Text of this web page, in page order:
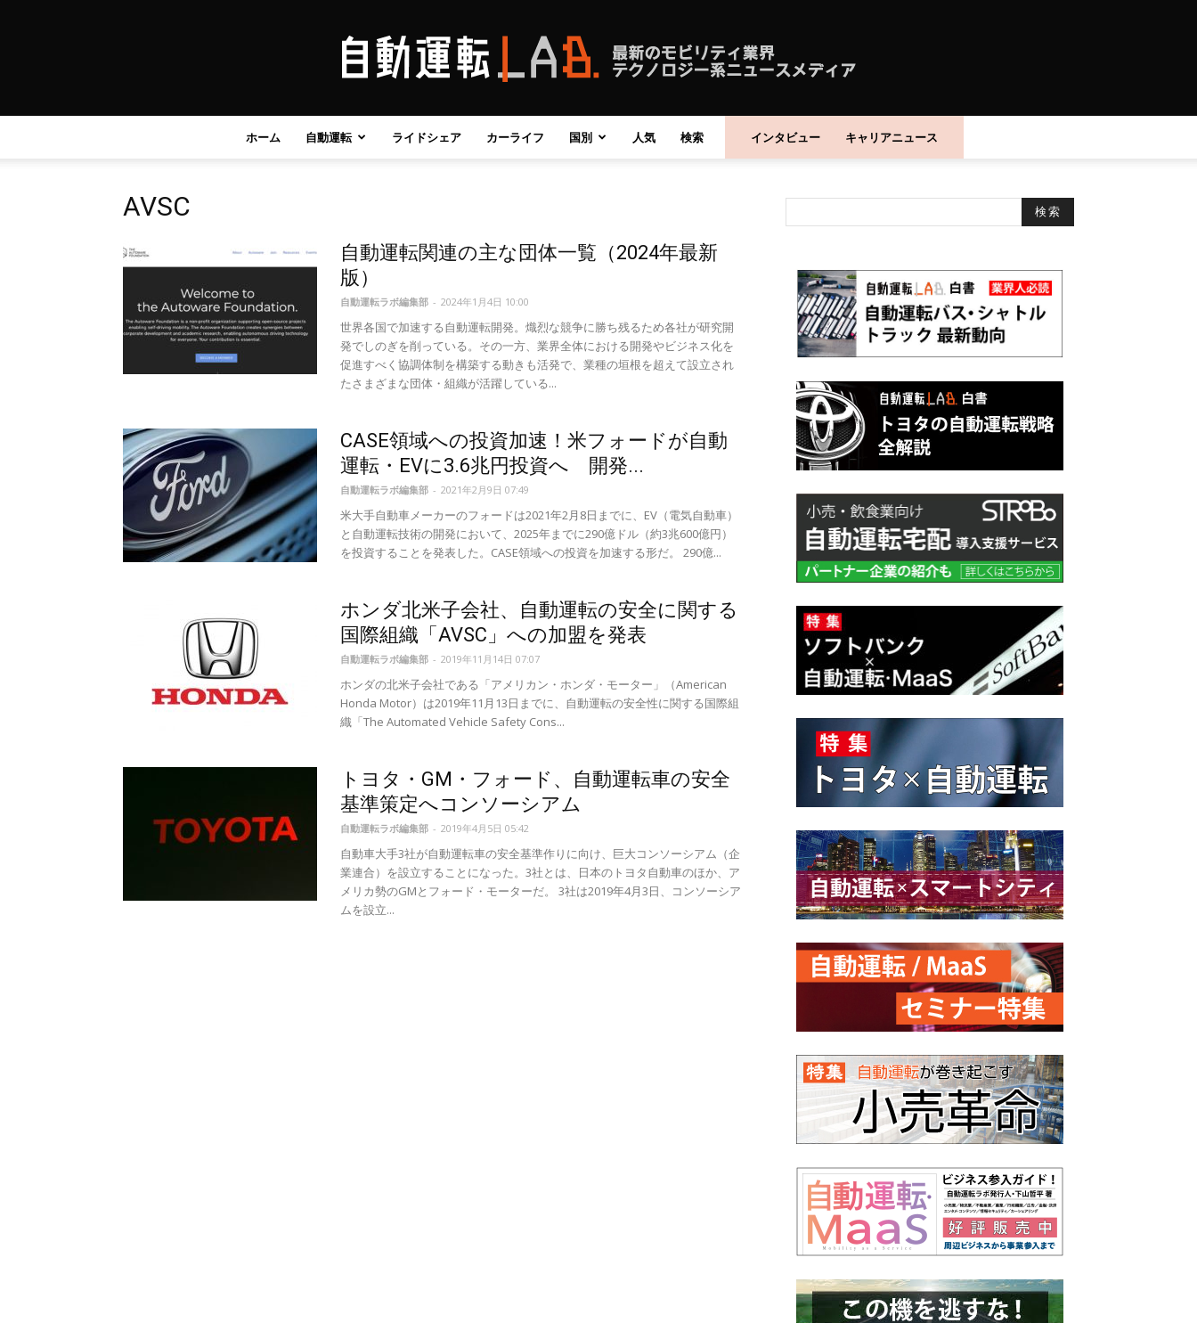
自
動
運
ラ
ホーム 自動運転 ライドシェア カーライフ 国別 人気 検索 インタビュー キャリアニュース
AVSC
自動運転関連の主な団体一覧（2024年最新
版）
自動運転ラボ編集部 - 2024年1月4日 10:00
世界各国で加速する自動運転開発。熾烈な競争に勝ち残るため各社が研究開
発でしのぎを削っている。その一方、業界全体における開発やビジネス化を
促進すべく協調体制を構築する動きも活発で、業種の垣根を超えて設立され
たさまざまな団体・組織が活躍している...
CASE領域への投資加速！米フォードが自動
運転・EVに3.6兆円投資へ 開発...
自動運転ラボ編集部 - 2021年2月9日 07:49
米大手自動車メーカーのフォードは2021年2月8日までに、EV（電気自動車）
と自動運転技術の開発において、2025年までに290億ドル（約3兆600億円）
を投資することを発表した。CASE領域への投資を加速する形だ。 290億...
ホンダ北米子会社、自動運転の安全に関する
国際組織「AVSC」への加盟を発表
自動運転ラボ編集部 - 2019年11月14日 07:07
ホンダの北米子会社である「アメリカン・ホンダ・モーター」（American
Honda Motor）は2019年11月13日までに、自動運転の安全性に関する国際組
織「The Automated Vehicle Safety Cons...
トヨタ・GM・フォード、自動運転車の安全
基準策定へコンソーシアム
自動運転ラボ編集部 - 2019年4月5日 05:42
自動車大手3社が自動運転車の安全基準作りに向け、巨大コンソーシアム（企
業連合）を設立することになった。3社とは、日本のトヨタ自動車のほか、ア
メリカ勢のGMとフォード・モーターだ。 3社は2019年4月3日、コンソーシア
ムを設立...